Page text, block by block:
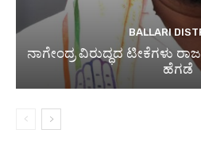
BALLARI
ನಾಗೇಂದ್ರ ವಿರುದ್ಧದ ಟೀಕೆಗಳು
ಹೆಗಡೆ